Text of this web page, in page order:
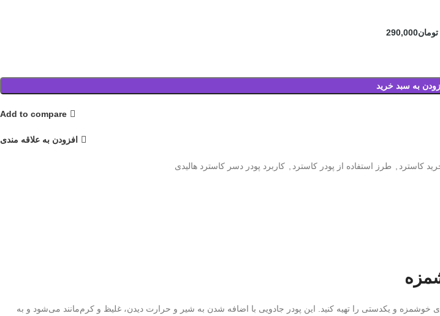
تومان290,000
به سبد خرید
Add to compare
افزودن به علاقه مندی
کاسترد طرز استفاده از پودر کاسترد کاربرد پودر دسر کاسترد هالیدی
و یکدستی را تهیه کنید. این پودر جادویی با اضافه شدن به شیر و حرارت دیدن، غلیظ و کرم‌مانند می‌شود و به